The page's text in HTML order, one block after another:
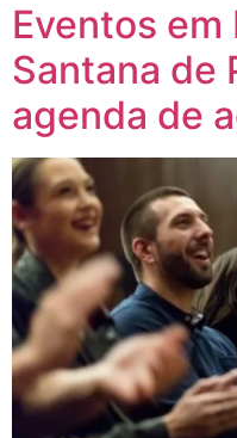
Eventos em
Santana de
agenda de